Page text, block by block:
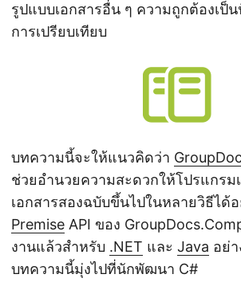
n
รูปแบบเอกสารอื่น ๆ ความถูกต้องเป็
การเปรียบเทียบ
บทความนี้จะให้แนวคิดว่า
ช่วยอำนวยความสะดวกให้โปรแกรม
เอกสารสองฉบับขึ้นไปในหลายวิธีได้อ
Premise API ของ
งานแล้วสำหรับ .NET และ Java อย่
บทความนี้มุ่งไปที่นักพัฒนา C#